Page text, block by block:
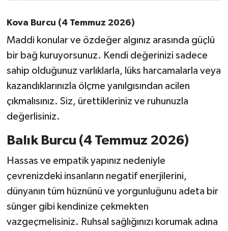
Kova Burcu (4 Temmuz 2026)
Maddi konular ve özdeğer algınız arasında güçlü
bir bağ kuruyorsunuz. Kendi değerinizi sadece
sahip olduğunuz varlıklarla, lüks harcamalarla veya
kazandıklarınızla ölçme yanılgısından acilen
çıkmalısınız. Siz, ürettikleriniz ve ruhunuzla
değerlisiniz.
Balık Burcu (4 Temmuz 2026)
Hassas ve empatik yapınız nedeniyle
çevrenizdeki insanların negatif enerjilerini,
dünyanın tüm hüznünü ve yorgunluğunu adeta bir
sünger gibi kendinize çekmekten
vazgeçmelisiniz. Ruhsal sağlığınızı korumak adına